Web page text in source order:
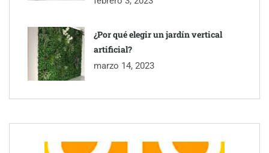
Toro Tapas inaugura su Raw Bar: una experiencia desde
mediodía hasta el anochecer con cocina abierta
¿Por qué elegir un jardín vertical
artificial?
marzo 14, 2023